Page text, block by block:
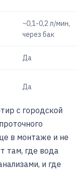
~0,1-0,2 л/мин,
через бак
Да
Да
с городской
в монтаже и не
там, где вода
и где